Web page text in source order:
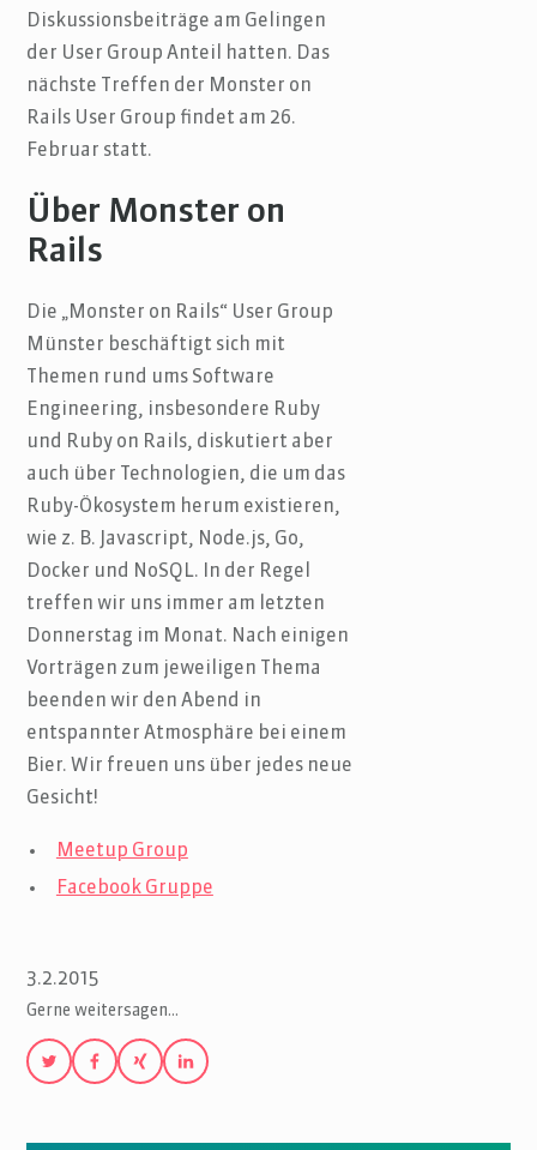
Diskussionsbeiträge am Gelingen
der User Group Anteil hatten. Das
nächste Treffen der Monster on
Rails User Group findet am 26.
Februar statt.
Über Monster on
Rails
Die „Monster on Rails“ User Group
Münster beschäftigt sich mit
Themen rund ums Software
Engineering, insbesondere Ruby
und Ruby on Rails, diskutiert aber
auch über Technologien, die um das
Ruby-Ökosystem herum existieren,
wie z. B. Javascript, Node.js, Go,
Docker und NoSQL. In der Regel
treffen wir uns immer am letzten
Donnerstag im Monat. Nach einigen
Vorträgen zum jeweiligen Thema
beenden wir den Abend in
entspannter Atmosphäre bei einem
Bier. Wir freuen uns über jedes neue
Gesicht!
Meetup Group
Facebook Gruppe
3.2.2015
Gerne weitersagen…